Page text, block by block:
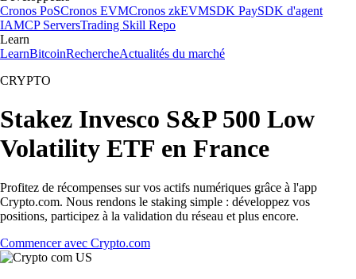
Cronos PoSCronos EVMCronos zkEVMSDK PaySDK d'agent
IAMCP ServersTrading Skill Repo
Learn
LearnBitcoinRechercheActualités du marché
CRYPTO
Stakez Invesco S&P 500 Low
Volatility ETF en France
Profitez de récompenses sur vos actifs numériques grâce à l'app
Crypto.com. Nous rendons le staking simple : développez vos
positions, participez à la validation du réseau et plus encore.
Commencer avec Crypto.com